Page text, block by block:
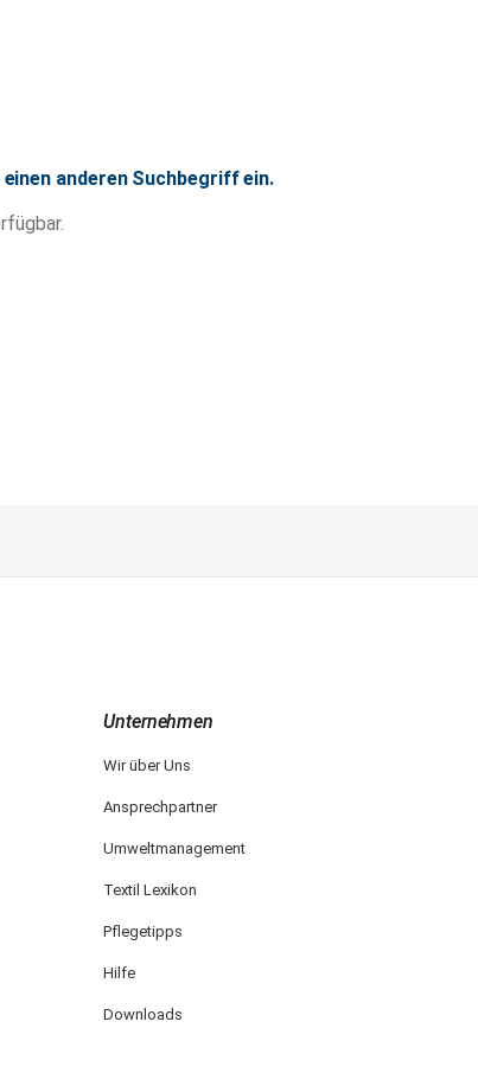
anderen Suchbegriff ein.
Unternehmen
Wir über Uns
Ansprechpartner
Umweltmanagement
Textil Lexikon
Pflegetipps
Hilfe
Downloads